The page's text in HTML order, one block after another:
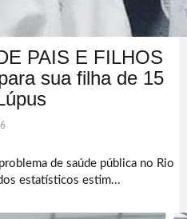
PAIS E FILHOS
sua filha de 15
de saúde pública no Rio
estatísticos estim...